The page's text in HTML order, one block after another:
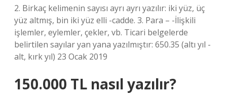
2. Birkaç kelimenin sayısı ayrı ayrı yazılır: iki yüz, üç
yüz altmış, bin iki yüz elli -cadde. 3. Para – -İlişkili
işlemler, eylemler, çekler, vb. Ticari belgelerde
belirtilen sayılar yan yana yazılmıştır: 650.35 (altı yıl -
alt, kırk yıl) 23 Ocak 2019
150.000 TL nasıl yazılır?